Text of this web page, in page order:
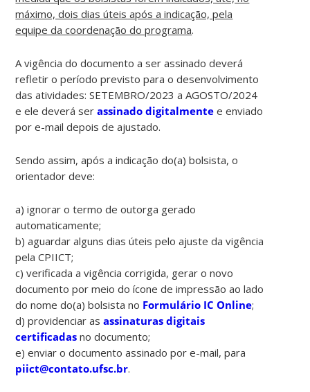
máximo, dois dias úteis após a indicação, pela
equipe da coordenação do programa.
A vigência do documento a ser assinado deverá
refletir o período previsto para o desenvolvimento
das atividades: SETEMBRO/2023 a AGOSTO/2024
e ele deverá serassinado digitalmente e enviado
por e-mail depois de ajustado.
Sendo assim, após a indicação do(a) bolsista, o
orientador deve:
a) ignorar o termo de outorga gerado
automaticamente;
b) aguardar alguns dias úteis pelo ajuste da vigência
pela CPIICT;
c) verificada a vigência corrigida, gerar o novo
documento por meio do ícone de impressão ao lado
do nome do(a) bolsista no Formulário IC Online;
d) providenciar asassinaturas digitais
certificadas no documento;
e) enviar o documento assinado por e-mail, para
piict@contato.ufsc.br.